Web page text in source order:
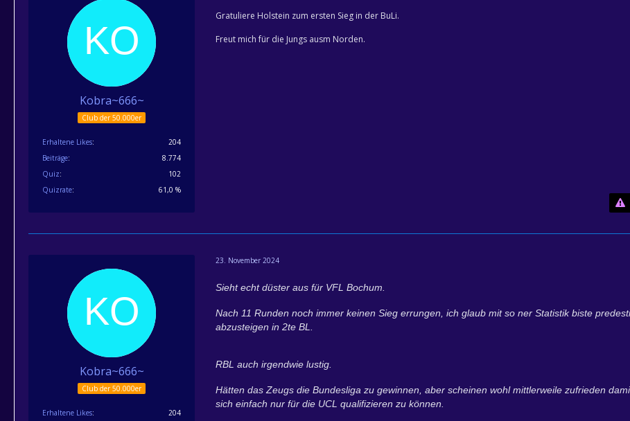
Kobra~666~
Club der 50.000er
Erhaltene Likes
204
Beiträge
8.774
Quiz
102
Quizrate
61,0 %
Gratuliere Holstein zum ersten Sieg in der BuLi.
Freut mich für die Jungs ausm Norden.
Kobra~666~
Club der 50.000er
Erhaltene Likes
204
23. November 2024
Sieht echt düster aus für VFL Bochum.
Nach 11 Runden noch immer keinen Sieg errungen, ich glaub mit so ner Statistik biste
abzusteigen in 2te BL.
RBL auch irgendwie lustig.
Hätten das Zeugs die Bundesliga zu gewinnen, aber scheinen wohl mittlerweile zufrieden
sich einfach nur für die UCL qualifizieren zu können.